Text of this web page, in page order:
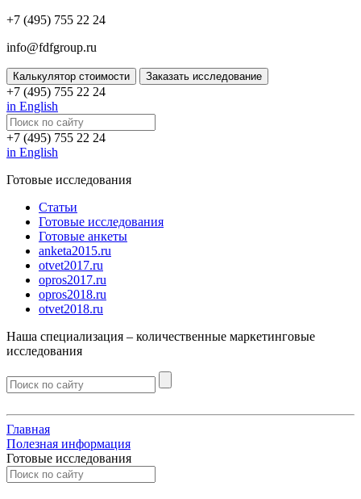
+7 (495) 755 22 24
info@fdfgroup.ru
Калькулятор стоимости Заказать исследование
+7 (495) 755 22 24
in English
+7 (495) 755 22 24
in English
Готовые исследования
Статьи
Готовые исследования
Готовые анкеты
anketa2015.ru
otvet2017.ru
opros2017.ru
opros2018.ru
otvet2018.ru
Наша специализация – количественные маркетинговые
исследования
Главная
Полезная информация
Готовые исследования